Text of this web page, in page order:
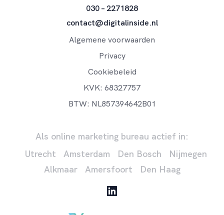
030 – 2271828
contact@digitalinside.nl
Algemene voorwaarden
Privacy
Cookiebeleid
KVK: 68327757
BTW: NL857394642B01
Als online marketing bureau actief in:
Utrecht
Amsterdam Den Bosch
Nijmegen
Alkmaar
Amersfoort Den Haag